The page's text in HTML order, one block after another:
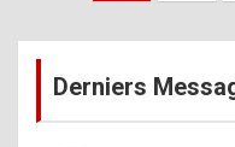
publications
Derniers